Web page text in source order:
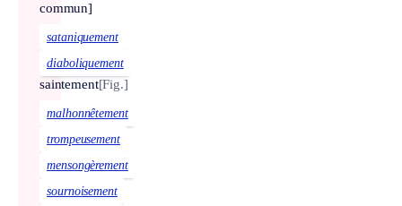
commun]
sataniquement
diaboliquement
saintement[Fig.]
malhonnêtement
trompeusement
mensongèrement
sournoisement